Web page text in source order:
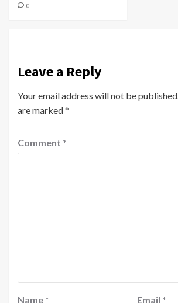
0
Leave a Reply
Your email address will not be published.
are marked*
Comment *
Name * Email *